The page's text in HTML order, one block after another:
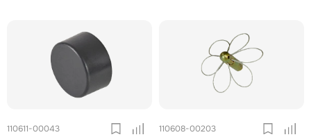
110611-00043 110608-00203